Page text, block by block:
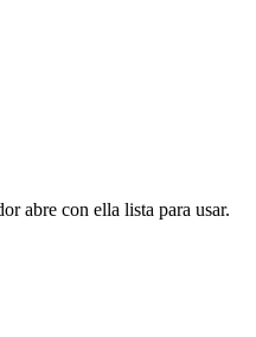
abre con ella lista para usar.